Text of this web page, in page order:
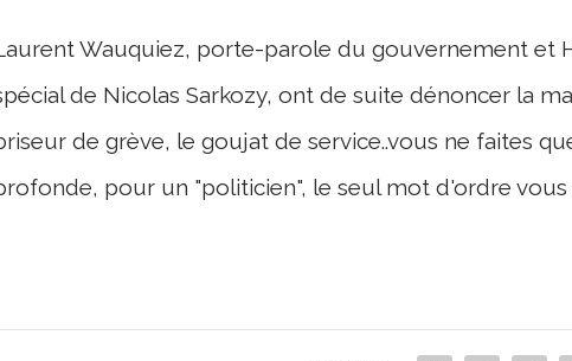
Wauquiez, porte-parole du gouvernement et
de Nicolas Sarkozy, ont de suite dénoncer la
de grève, le goujat de service..vous ne faites
pour un "politicien", le seul mot d'ordre vous